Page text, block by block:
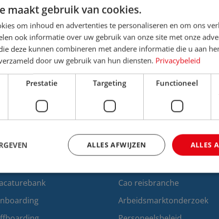
Ik ga akkoord met deprivacy
& selectie Arbeidszaken
Cao reisbranche
Arbeidsmarktonderzoek
maakt gebruik van cookies.
om inhoud en advertenties te personaliseren en om ons
ook informatie over uw gebruik van onze site met onze
deze kunnen combineren met andere informatie die u aan
door uw gebruik van hun diensten. Privacybeleid
Prestatie Targeting Functioneel
ALLES
ALLES AFWIJZEN